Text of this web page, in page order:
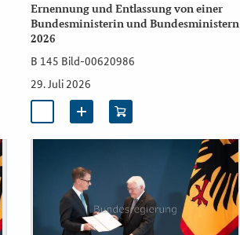
Ernennung und Entlassung von einer
Bundesministerin und Bundesministern
2026
B 145 Bild-00620986
29. Juli 2026